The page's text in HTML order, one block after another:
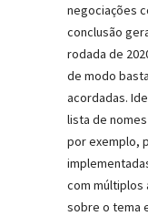
negociações
conclusão
rodada de
de modo
acordadas.
lista de
por exemplo,
com múltiplos
sobre o tema